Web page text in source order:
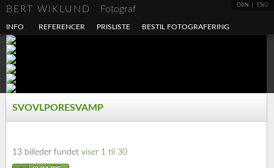
DAN ENG
BERT WIKLUND Fotograf
INFO REFERENCER PRISLISTE BESTIL FOTOGRAFERING
SVOVLPORESVAMP
13 billeder fundet viser 1 til 30